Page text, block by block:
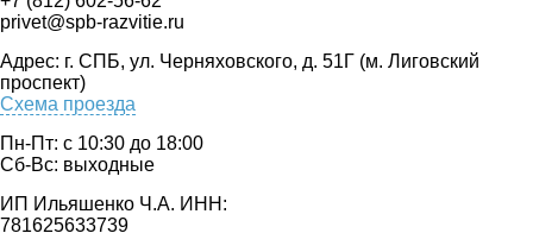
privet@spb-razvitie.ru
Адрес: г. СПБ, ул. Черняховского, д. 51Г (м. Лиговский
проспект)
Схема проезда
Пн-Пт: с 10:30 до 18:00
Cб-Вс: выходные
ИП Ильяшенко Ч.А. ИНН:
781625633739